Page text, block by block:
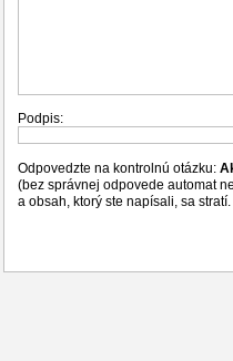
Podpis:
Odpovedzte na kontrolnú otázku:
(bez správnej odpovede automat
a obsah, ktorý ste napísali, sa